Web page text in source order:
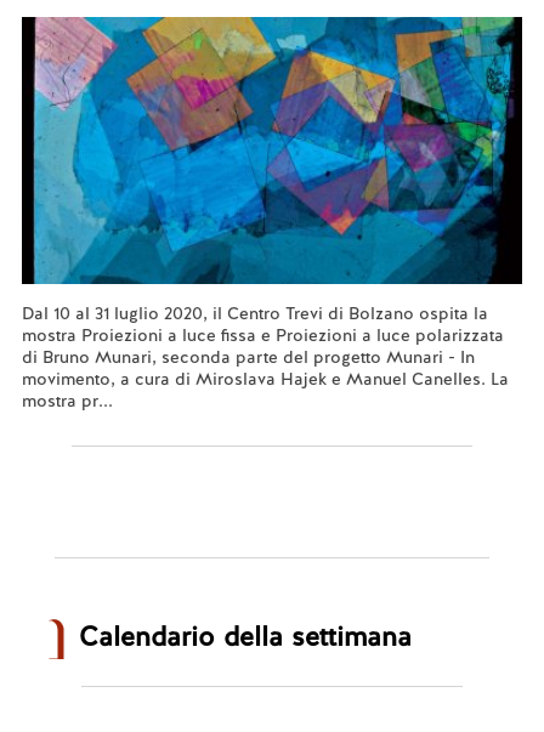
Dal 10 al 31 luglio 2020, il Centro Trevi di Bolzano ospita la
mostra Proiezioni a luce fissa e Proiezioni a luce polarizzata
di Bruno Munari, seconda parte del progetto Munari - In
movimento, a cura di Miroslava Hajek e Manuel Canelles. La
mostra pr...
Calendario della settimana